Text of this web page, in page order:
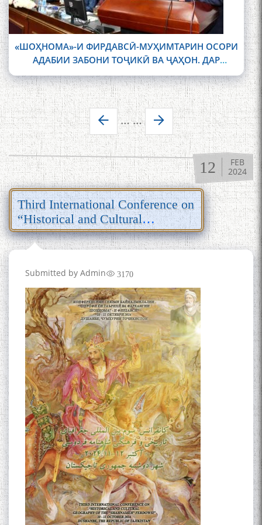
«ШОҲНОМА»-И ФИРДАВСӢ-МУҲИМТАРИН ОСОРИ
АДАБИИ ЗАБОНИ ТОҶИКӢ ВА ҶАҲОН. ДАР
ДУШАНБЕ КОНФЕРЕНСИЯИ БАЙНАЛМИЛАЛӢ
ДОИР ШУД
Pages … …
12
FEB
2024
Third International Conference on
“Historical and Cultural
Geography of the “Shahnameh”
Ferdowsi”
Submitted by Admin 3170